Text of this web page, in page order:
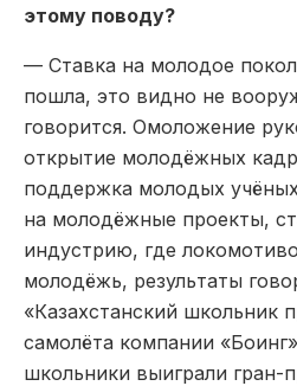
этому поводу?
— Ставка на молодое
пошла, это видно не
говорится. Омоложение
открытие молодёжных
поддержка молодых
на молодёжные проекты,
индустрию, где
молодёжь, результаты
«Казахстанский школьник
самолёта компании
школьники выиграли гран-